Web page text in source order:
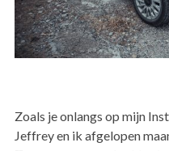
Zoals je onlangs op mijn
Jeffrey en ik afgelopen